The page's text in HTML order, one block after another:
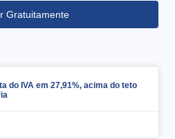
Gratuitamente
do IVA em 27,91%, acima do teto